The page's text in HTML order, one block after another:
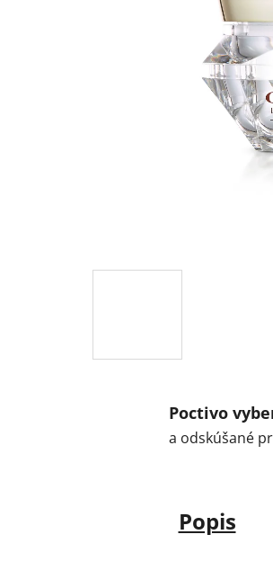
Poctivo
a odskúšané
Popis